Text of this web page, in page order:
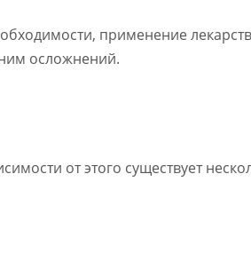
применение
осложнений.
от этого существует